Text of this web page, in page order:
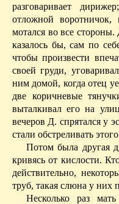
разговаривает
отложной воротничок,
мотался во все стороны.
казалось бы, сам по
чтобы произвести
своей груди,
ним домой, когда отец
две коричневые
выталкивал его на
вечеров Д. спрятался у
стали обстреливать
Потом была другая
кривясь от кислости.
действительно,
труб, такая слюна у них
Несколько раз